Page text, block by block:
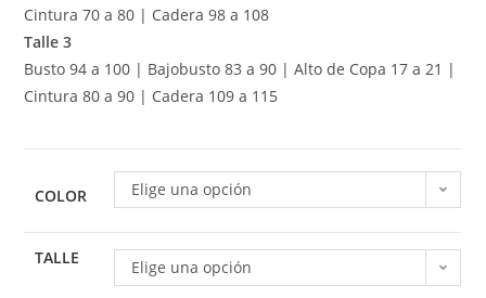
Cintura 70 a 80 | Cadera 98 a 108
Talle 3
Busto 94 a 100 | Bajobusto 83 a 90 | Alto de Copa 17 a 21 |
Cintura 80 a 90 | Cadera 109 a 115
COLOR Elige una opción
TALLE Elige una opción